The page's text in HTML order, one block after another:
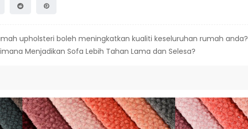
upholsteri boleh meningkatkan kualiti keseluruhan rumah anda?
Menjadikan Sofa Lebih Tahan Lama dan Selesa?